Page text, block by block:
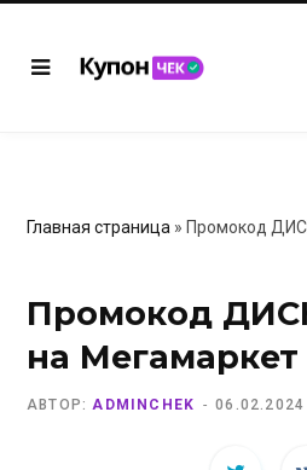
Главная страница » Промокод
Промокод
на Мегамаркет
АВТОР: ADMINCHEK 06.02.2024